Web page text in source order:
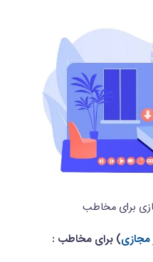
برای مخاطب
مجازی) برای مخاطب :